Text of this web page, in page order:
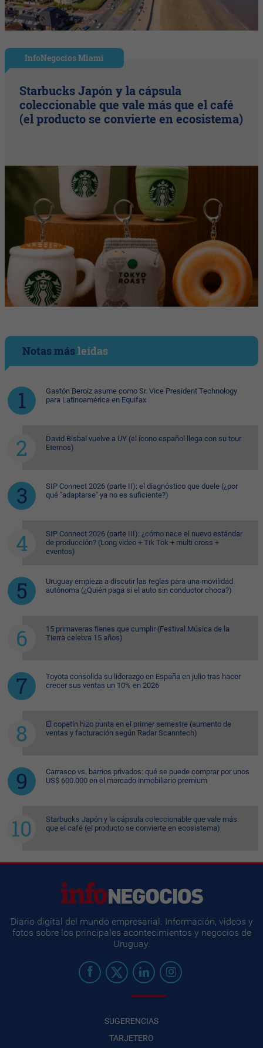
InfoNegocios Miami
Starbucks Japón y la cápsula
coleccionable que vale más que el café
(el producto se convierte en ecosistema)
Notas másleídas
Gastón Beroiz asume como Sr. Vice President Technology
para Latinoamérica en Equifax
David Bisbal vuelve a UY (el ícono español llega con su tour
Eternos)
SIP Connect 2026 (parte II): el diagnóstico que duele (¿por
qué "adaptarse" ya no es suficiente?)
SIP Connect 2026 (parte III): ¿cómo nace el nuevo estándar
de producción? (Long video + Tik Tok + multi cross +
eventos)
Uruguay empieza a discutir las reglas para una movilidad
autónoma (¿Quién paga si el auto sin conductor choca?)
15 primaveras tienes que cumplir (Festival Música de la
Tierra celebra 15 años)
Toyota consolida su liderazgo en España en julio tras hacer
crecer sus ventas un 10% en 2026
El copetín hizo punta en el primer semestre (aumento de
ventas y facturación según Radar Scanntech)
Carrasco vs. barrios privados: qué se puede comprar por unos
US$ 600.000 en el mercado inmobiliario premium
Starbucks Japón y la cápsula coleccionable que vale más
que el café (el producto se convierte en ecosistema)
Diario digital del mundo empresarial. Información, videos y
fotos sobre los principales acontecimientos y negocios de
Uruguay.
SUGERENCIAS
TARJETERO